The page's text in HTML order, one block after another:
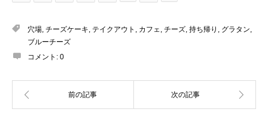
穴場, チーズケーキ, テイクアウト , カフェ, チーズ, 持ち帰り , グラタン,
ブルーチーズ
コメント: 0